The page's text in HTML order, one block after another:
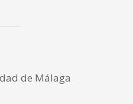
de Málaga